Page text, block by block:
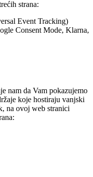
strana:
Event Tracking)
Consent Mode, Klarna,
nam da Vam pokazujemo
koje hostiraju vanjski
na ovoj web stranici